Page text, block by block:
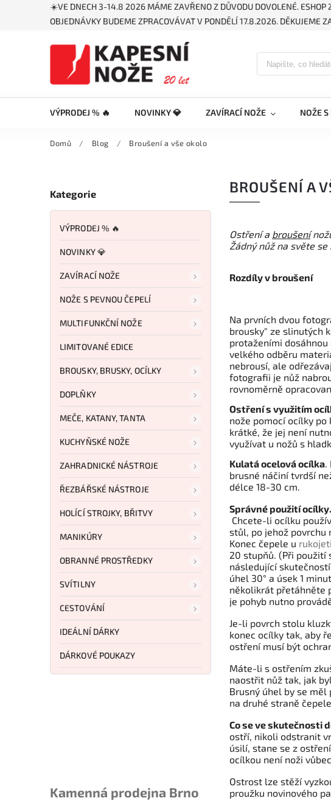
☀️VE DNECH 3-14.8 2026 MÁME ZAVŘENO Z DŮVODU DOVOLENÉ. ESHOP
OBJEDNÁVKY BUDEME ZPRACOVÁVAT V PONDĚLÍ 17.8.2026. DĚKUJEME
VÝPRODEJ % 🔥 NOVINKY 💎 ZAVÍRACÍ NOŽE NOŽE S
Domů / Blog / Broušení a vše okolo
Kategorie
VÝPRODEJ % 🔥
NOVINKY 💎
ZAVÍRACÍ NOŽE
NOŽE S PEVNOU ČEPELÍ
MULTIFUNKČNÍ NOŽE
LIMITOVANÉ EDICE
BROUSKY, BRUSKY, OCÍLKY
DOPLŇKY
MEČE, KATANY, TANTA
KUCHYŇSKÉ NOŽE
ZAHRADNICKÉ NÁSTROJE
ŘEZBÁŘSKÉ NÁSTROJE
HOLÍCÍ STROJKY, BŘITVY
MANIKÚRY
OBRANNÉ PROSTŘEDKY
SVÍTILNY
CESTOVÁNÍ
IDEÁLNÍ DÁRKY
DÁRKOVÉ POUKAZY
Kamenná prodejna Brno
BROUŠENÍ A
Ostření a broušení
Žádný nůž na světe
Rozdíly v broušení
Na prvních dvou
brousky" ze slinutých
protaženími
velkého odběru
nebrousí, ale
fotografii je nůž
rovnoměrně
Ostření s využitím
nože pomocí ocílky
krátké, že jej není
využívat u nožů s
Kulatá ocelová ocílka.
brusné náčiní tvrdší
délce 18-30 cm.
Správné použití ocílky.
Chcete-li ocílku
stůl, po jehož povrchu
Konec čepele u rukojeti
20 stupňů. (Při
následující
úhel 30° a úsek 1
několikrát přetáhněte
je pohyb nutno
Je-li povrch stolu
konec ocílky tak, aby
ostření musí být
Máte-li s ostřením
naostřit nůž tak, jak
Brusný úhel by se
na druhé straně
Co se ve skutečnosti
ostří, nikoli odstranit
úsilí, stane se z
ocílkou není noži
Ostrost lze stěží
proužku novinového